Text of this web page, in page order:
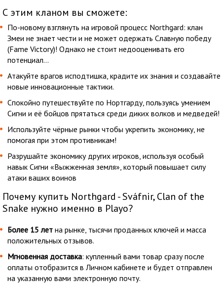
С этим кланом вы сможете:
По-новому взглянуть на игровой процесс Northgard: клан
Змеи не знает чести и не может одержать Славную победу
(Fame Victory)! Однако не стоит недооценивать его
потенциал...
Атакуйте врагов исподтишка, крадите их знания и создавайте
новые инновационные тактики.
Спокойно путешествуйте по Нортгарду, пользуясь умением
Сигни и её бойцов прятаться среди диких волков и медведей!
Используйте чёрные рынки чтобы укрепить экономику, не
помогая при этом противникам!
Разрушайте экономику других игроков, используя особый
навык Сигни «Выжженная земля», который повышает силу
атаки ваших воинов
Почему купить Northgard - Sváfnir, Clan of the
Snake нужно именно в Playo?
Более 15 лет на рынке, тысячи проданных ключей и масса
положительных отзывов.
Мгновенная доставка: купленный вами товар сразу после
оплаты отобразится в Личном кабинете и будет отправлен
на указанную вами электронную почту.